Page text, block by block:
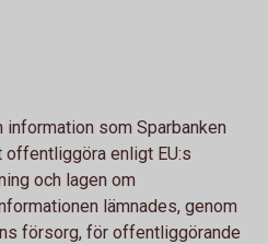
information som Sparbanken
offentliggöra enligt EU:s
och lagen om
lämnades, genom
försorg, för offentliggörande